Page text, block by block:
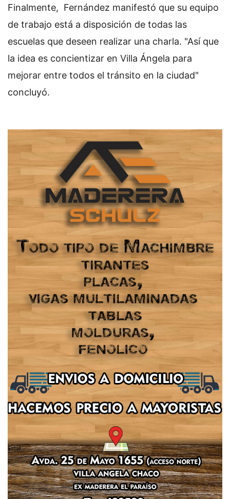
Finalmente, Fernández manifestó que su equipo
de trabajo está a disposición de todas las
escuelas que deseen realizar una charla. "Así que
la idea es concientizar en Villa Ángela para
mejorar entre todos el tránsito en la ciudad"
concluyó.